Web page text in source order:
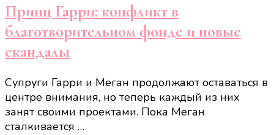
Принц Гарри: конфликт в
благотворительном фонде и новые
скандалы
Супруги Гарри и Меган продолжают оставаться в
центре внимания, но теперь каждый из них
занят своими проектами. Пока Меган
сталкивается …